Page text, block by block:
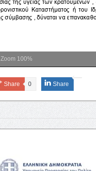
Zoom 100%
Share 0 Share